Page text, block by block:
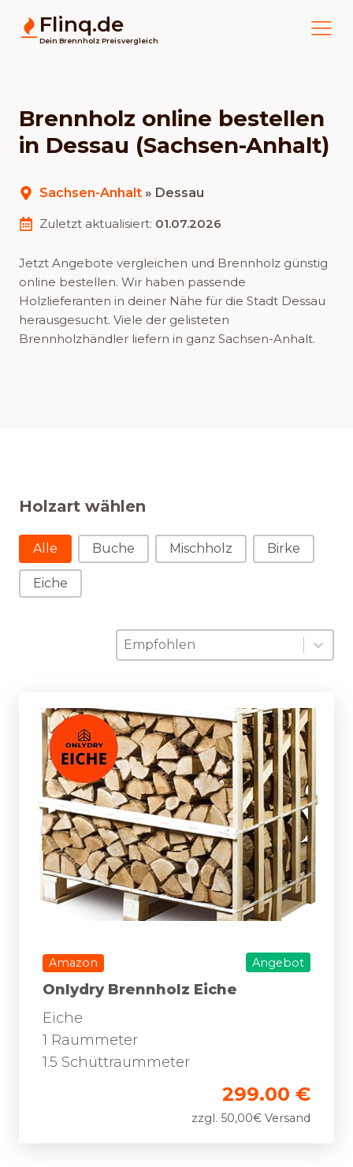
Flinq.de
Dein Brennholz Preisvergleich
Brennholz online bestellen
in Dessau (Sachsen-Anhalt)
Sachsen-Anhalt » Dessau
Zuletzt aktualisiert: 01.07.2026
Jetzt Angebote vergleichen und Brennholz günstig
online bestellen. Wir haben passende
Holzlieferanten in deiner Nähe für die Stadt Dessau
herausgesucht. Viele der gelisteten
Brennholzhändler liefern in ganz Sachsen-Anhalt.
Holzart wählen
Holzart wählen
Alle Buche Mischholz Birke
Eiche
Sortierung
Sort content
Sort content
Amazon Angebot
Onlydry Brennholz Eiche
Eiche
1 Raummeter
1.5 Schüttraummeter
299.00 €
zzgl. 50,00€ Versand